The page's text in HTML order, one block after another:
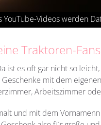
Traktoren-Fans
ist es oft gar nicht so
mit dem
Arbeitszimmer
und mit dem